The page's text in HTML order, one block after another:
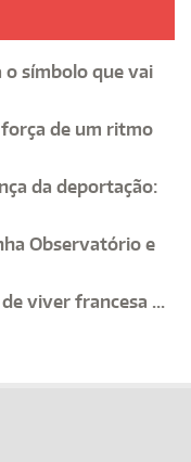
o símbolo que vai
força de um ritmo
da deportação:
Observatório e
viver francesa ...